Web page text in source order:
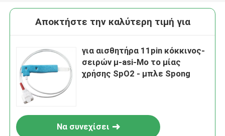
Αποκτήστε την καλύτερη τιμή για
για αισθητήρα 11pin κόκκινος-
σειρών μ-asi-Mo το μίας
χρήσης SpO2 - μπλε Spong
Να συνεχίσει